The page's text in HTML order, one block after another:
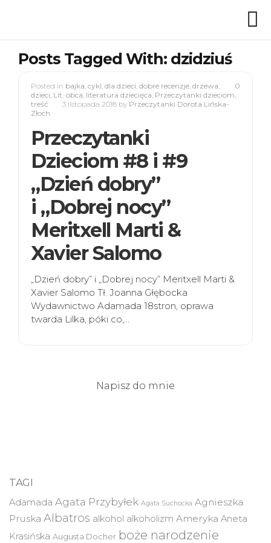
Posts Tagged With: dzidziuś
0
Posted in bajka, cykl, dla dzieci, dobre recenzje, drzewa,
dzieci, Lit. obca, literatura dziecięca, Przeczytanki dzieciom,
treść
3 listopada 2018 by Przeczytanki Dorota Lińska-
Złoch
Przeczytanki
Dzieciom #8 i #9
„Dzień dobry”
i „Dobrej nocy”
Meritxell Marti &
Xavier Salomo
„Dzień dobry” i „Dobrej nocy” Meritxell Marti &
Xavier Salomo Tł. Joanna Głębocka
Wydawnictwo Adamada 18stron, oprawa
twarda Lilka, póki co,…
Napisz do mnie
TAGI
Adamada Agata Przybyłek Agata Suchocka Agnieszka
Pruska Albatros alkohol alkoholizm Ameryka Aneta
Krasińska Augusta Docher boże narodzenie